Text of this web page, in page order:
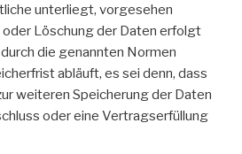
unterliegt, vorgesehen
oder Löschung der Daten erfolgt
die genannten Normen
abläuft, es sei denn, dass
weiteren Speicherung der Daten
oder eine Vertragserfüllung